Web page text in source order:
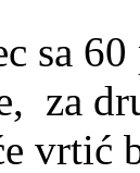
sa
za
vrtić